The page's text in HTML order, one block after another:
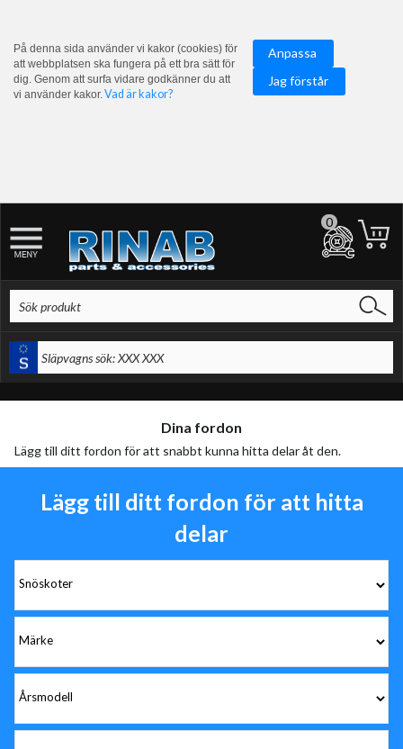
På denna sida använder vi kakor (cookies) för
att webbplatsen ska fungera på ett bra sätt för
dig. Genom att surfa vidare godkänner du att
vi använder kakor.Vad är kakor?
Anpassa
Jag förstår
0
Dina fordon
Lägg till ditt fordon för att snabbt kunna hitta delar åt den.
Lägg till ditt fordon för att hitta
delar